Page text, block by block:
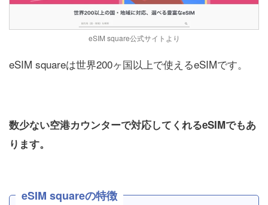
eSIM square公式サイトより
eSIM squareは世界200ヶ国以上で使えるeSIMです。
数少ない空港カウンターで対応してくれるeSIMでもあ
ります。
eSIM squareの特徴